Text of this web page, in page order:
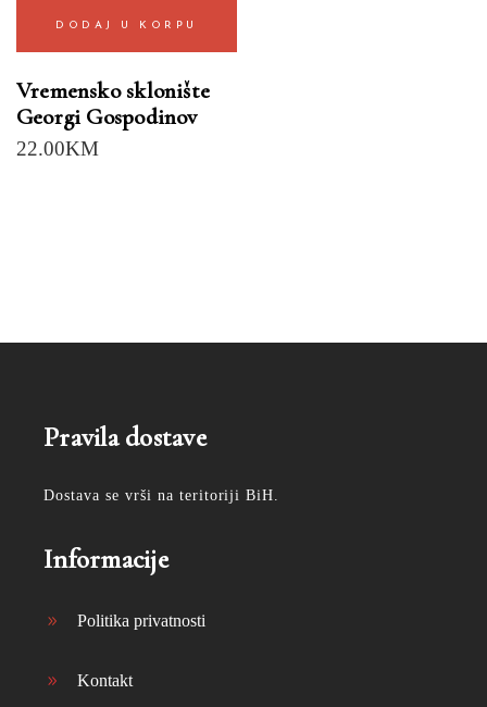
DODAJ U KORPU
Vremensko sklonište
Georgi Gospodinov
22.00KM
Pravila dostave
Dostava se vrši na teritoriji BiH.
Informacije
Politika privatnosti
Kontakt